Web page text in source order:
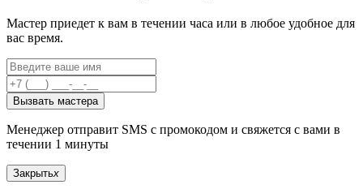
Мастер приедет к вам в течении часа или в любое удобное для
вас время.
Вызвать мастера
Менеджер отправит SMS с промокодом и свяжется с вами в
течении 1 минуты
Закрытьx